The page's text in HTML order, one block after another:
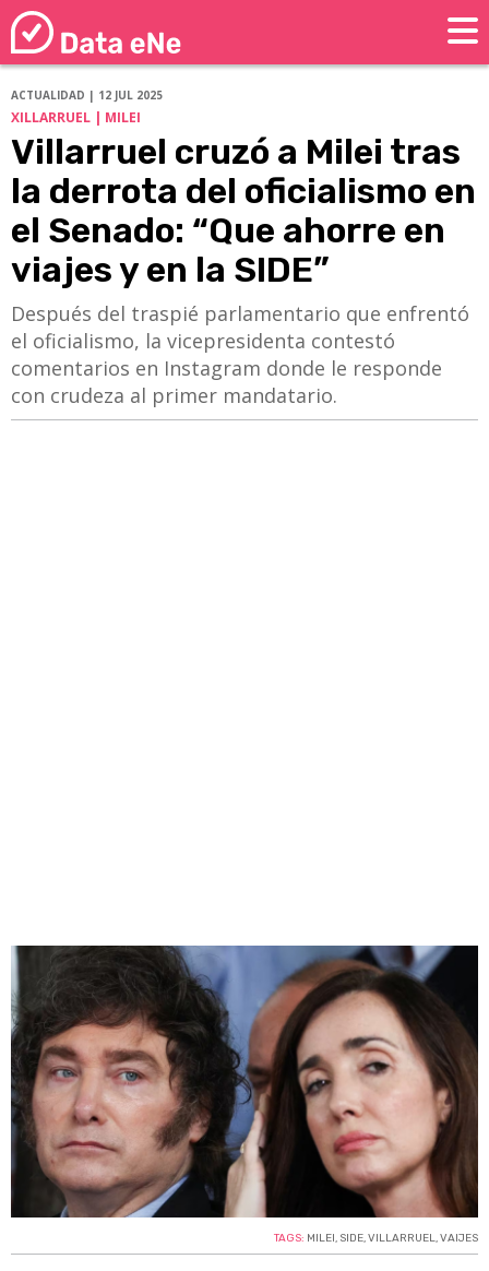
ACTUALIDAD | 12 JUL 2025
XILLARRUEL | MILEI
Villarruel cruzó a Milei tras
la derrota del oficialismo en
el Senado: “Que ahorre en
viajes y en la SIDE”
Después del traspié parlamentario que enfrentó
el oficialismo, la vicepresidenta contestó
comentarios en Instagram donde le responde
con crudeza al primer mandatario.
TAGS: MILEI , SIDE,VILLARRUEL,VAIJES